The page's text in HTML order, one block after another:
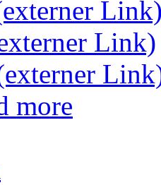
Link)
more